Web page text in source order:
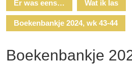
Er was eens… Wat ik las
Boekenbankje 2024, wk 43-44
Boekenbankje